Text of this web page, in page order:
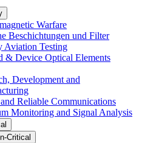
Warfare
Beschichtungen und Filter
Aviation Testing
& Device Optical Elements
Development and
and Reliable Communications
Monitoring and Signal Analysis
Critical